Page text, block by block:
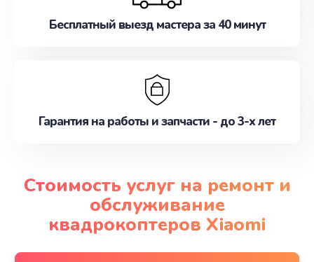
Бесплатный выезд мастера за 40 минут
Гарантия на работы и запчасти - до 3-х лет
Стоимость услуг на ремонт и
обслуживание
квадрокоптеров Xiaomi